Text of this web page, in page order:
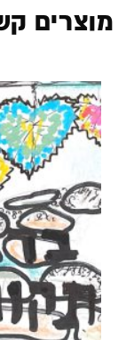
מוצרים